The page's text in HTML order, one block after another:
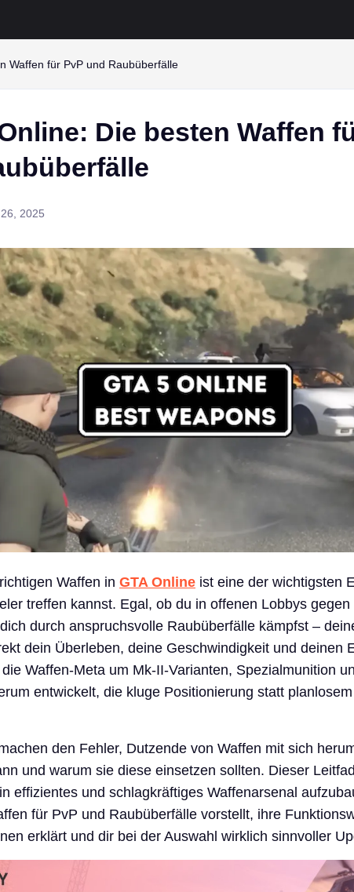
Waffen für PvP und Raubüberfälle
Die besten Waffen
2025
Waffen in GTA Online ist eine der wichtigsten
treffen kannst. Egal, ob du in offenen Lobbys
durch anspruchsvolle Raubüberfälle kämpfst –
dein Überleben, deine Geschwindigkeit und deinen
Waffen-Meta um Mk-II-Varianten, Spezialmunition
entwickelt, die kluge Positionierung statt
den Fehler, Dutzende von Waffen mit sich
und warum sie diese einsetzen sollten. Dieser
effizientes und schlagkräftiges Waffenarsenal
für PvP und Raubüberfälle vorstellt, ihre
erklärt und dir bei der Auswahl wirklich sinnvoller